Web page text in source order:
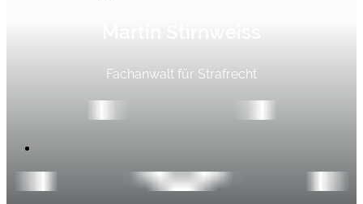
Fachanwalt für Strafrecht